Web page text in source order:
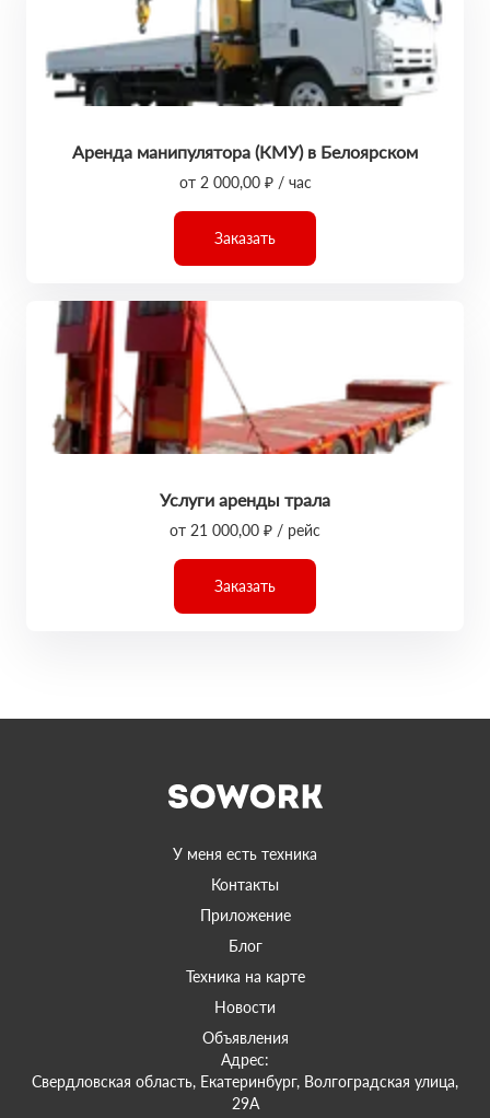
Аренда манипулятора (КМУ) в Белоярском
от 2 000,00 ₽ / час
Заказать
Услуги аренды трала
от 21 000,00 ₽ / рейс
Заказать
У меня есть техника
Контакты
Приложение
Блог
Техника на карте
Новости
Объявления
Адрес:
Свердловская область, Екатеринбург, Волгоградская улица,
29А